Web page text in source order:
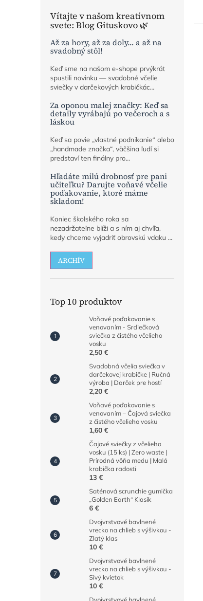
Vítajte v našom kreatívnom
svete: Blog Gituskovo 🌿
Až za hory, až za doly... a až na
svadobný stôl!
Keď sme na našom e-shope prvýkrát
spustili novinku — svadobné včelie
sviečky v darčekových krabičkác...
Za oponou malej značky: Keď sa
detaily vyrábajú po večeroch a s
láskou
Keď sa povie „vlastné podnikanie“ alebo
„handmade značka“, väčšina ľudí si
predstaví ten finálny pro...
Hľadáte milú drobnosť pre pani
učiteľku? Darujte voňavé včelie
poďakovanie, ktoré máme
skladom!
Koniec školského roka sa
nezadržateľne blíži a s ním aj chvíľa,
kedy chceme vyjadriť obrovskú vďaku ...
ARCHÍV
Top 10 produktov
Voňavé poďakovanie s
venovaním - Srdiečková
sviečka z čistého včelieho
vosku
2,50 €
Svadobná včelia sviečka v
darčekovej krabičke | Ručná
výroba | Darček pre hostí
2,20 €
Voňavé poďakovanie s
venovaním – Čajová sviečka
z čistého včelieho vosku
1,60 €
Čajové sviečky z včelieho
vosku (15 ks) | Zero waste |
Prírodná vôňa medu | Malá
krabička radosti
13 €
Saténová scrunchie gumička
„Golden Earth“ Klasik
6 €
Dvojvrstvové bavlnené
vrecko na chlieb s výšivkou -
Zlatý klas
10 €
Dvojvrstvové bavlnené
vrecko na chlieb s výšivkou -
Sivý kvietok
10 €